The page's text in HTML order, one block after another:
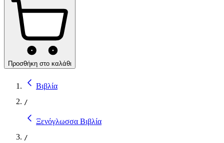
Προσθήκη στο καλάθι
Βιβλία
/
Ξενόγλωσσα Βιβλία
/